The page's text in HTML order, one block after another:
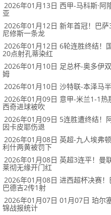
2026年01月13日 西甲-马科斯·阿
亚
2026年01月12日 新年首冠！巴
尼修斯一条龙
2026年01月12日 6轮连胜终结！
20点射孔蒂染红
2026年01月10日 足总杯-奥多伊
姆
2026年01月10日 沙特联-本泽马
2026年01月09日 意甲-米兰1-1
西奇进球被吹
2026年01月09日 5连胜遭终结！
因卡皮耶伤退
2026年01月08日 英超-九人埃弗
利什两黄被罚下
2026年01月08日 英超3连平！曼
莱彻无缘开门红
2026年01月08日 进西超杯决赛
巴德吉2传1射
2026年01月07日 01月07日 珀尔
锦战报统计